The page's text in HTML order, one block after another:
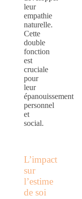
leur
empathie
naturelle.
Cette
double
fonction
est
cruciale
pour
leur
épanouissement
personnel
et
social.
L’impact
sur
l’estime
de soi